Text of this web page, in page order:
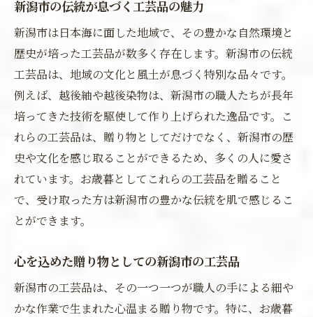
新潟市の伝統が息づく工芸品の魅力
新潟市は日本海に面した地域で、その豊かな自然環境と
歴史が培った工芸品が数多く存在します。新潟市の伝統
工芸品は、地域の文化と風土が息づく特別な品々です。
例えば、越後紬や越後染物は、新潟市の職人たちが長年
培ってきた技術を駆使して作り上げられた逸品です。こ
れらの工芸品は、贈り物としてだけでなく、新潟市の歴
史や文化を感じ取ることができるため、多くの人に愛さ
れています。お歳暮としてこれらの工芸品を贈ること
で、受け取った方は新潟市の豊かな伝統を肌で感じるこ
とができます。
心を込めた贈り物としての新潟市の工芸品
新潟市の工芸品は、その一つ一つが職人の手による細や
かな作業で生まれた心温まる贈り物です。特に、お歳暮